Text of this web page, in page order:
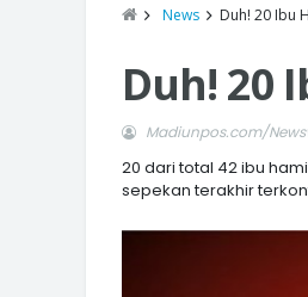
News Duh! 20 Ibu
Duh! 20
Madiunpos.com/
20 dari total 42 ibu
sepekan terakhir